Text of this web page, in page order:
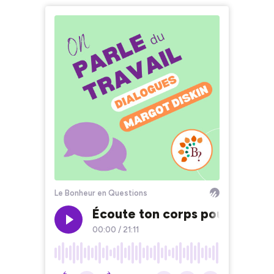
Le Bonheur en Questions
Écoute ton corps pour
00:00 / 21:11